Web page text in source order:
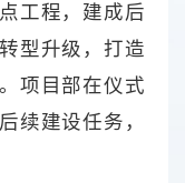
工程，建成后
型升级，打造
项目部在仪式
续建设任务，